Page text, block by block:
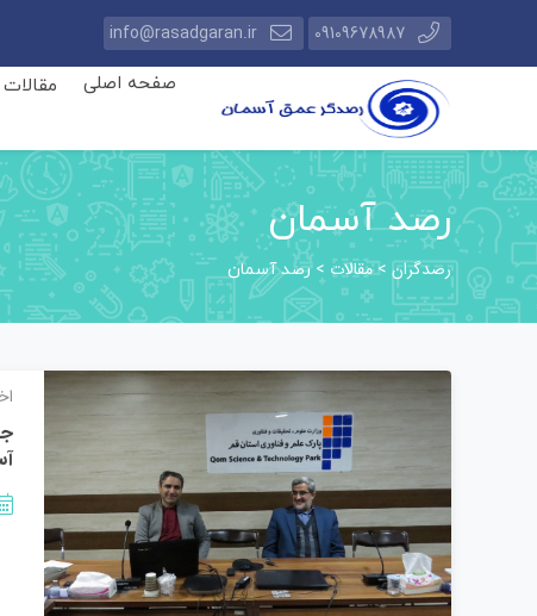
09109678987
info@rasadgaran.ir
صفحه اصلی
رصد آسمان
رصدگران >مقالات >رصد آسمان